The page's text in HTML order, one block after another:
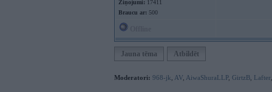
Ziņojumi: 17411
Braucu ar: 500
Jauna tēma Atbildēt
Moderatori: 968-jk AV AiwaShuraLLP, GirtzB Lafter